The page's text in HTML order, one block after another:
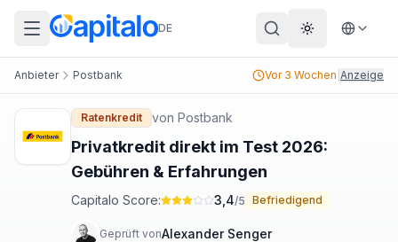
DE Theme
Anbieter Postbank Vor 3 Wochen Anzeige
Ratenkredit von Postbank
Privatkredit direkt im Test 2026:
Gebühren & Erfahrungen
Capitalo Score: 3,4/5 Befriedigend
Geprüft vonAlexander Senger